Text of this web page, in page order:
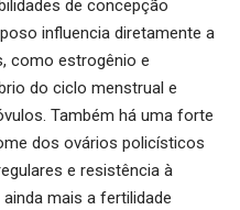
de concepção
influencia diretamente a
como estrogênio e
do ciclo menstrual e
Também há uma forte
dos ovários policísticos
e resistência à
mais a fertilidade